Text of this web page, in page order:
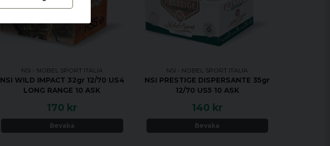
NSI - NOBEL SPORT ITALIA
NSI WILD IMPACT 32gr 12/70 US4
LONG RANGE 10 ASK
170 kr
Bevaka
NSI - NOBEL SPORT ITALIA
NSI PRESTIGE DISPERSANTE 35gr
12/70 US5 10 ASK
140 kr
Bevaka